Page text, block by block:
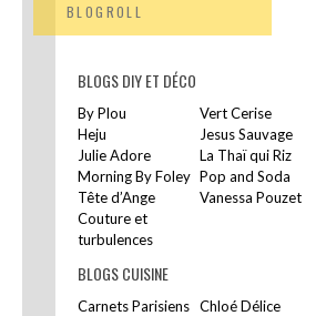
BLOGROLL
BLOGS DIY ET DÉCO
By Plou
Vert Cerise
Heju
Jesus Sauvage
Julie Adore
La Thaï qui Riz
Morning By Foley Pop and Soda
Tête d’Ange
Vanessa Pouzet
Couture et
turbulences
BLOGS CUISINE
Carnets Parisiens Chloé Délice